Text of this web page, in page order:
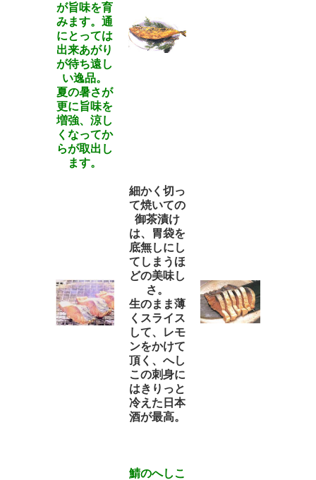
が旨味を育
みます。通
にとっては
出来あがり
が待ち遠し
い逸品。
夏の暑さが
更に旨味を
増強、涼し
くなってか
らが取出し
ます。
細かく切っ
て焼いての
御茶漬け
は、胃袋を
底無しにし
てしまうほ
どの美味し
さ。
生のまま薄
くスライス
して、レモ
ンをかけて
頂く、へし
この刺身に
はきりっと
冷えた日本
酒が最高。
鯖のへしこ